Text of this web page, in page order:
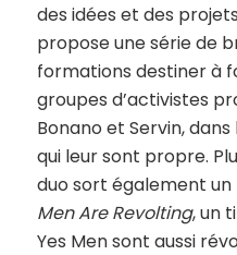
des idées et des
propose une série de
formations destiner à
groupes d’activistes
Bonano et Servin,
qui leur sont propre.
duo sort également un
Men Are Revolting, un
Yes Men sont aussi